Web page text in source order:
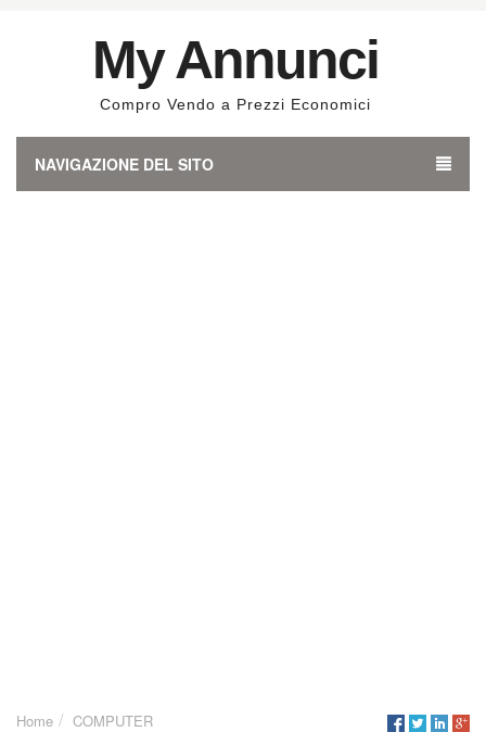
My Annunci
Compro Vendo a Prezzi Economici
NAVIGAZIONE DEL SITO
Home COMPUTER